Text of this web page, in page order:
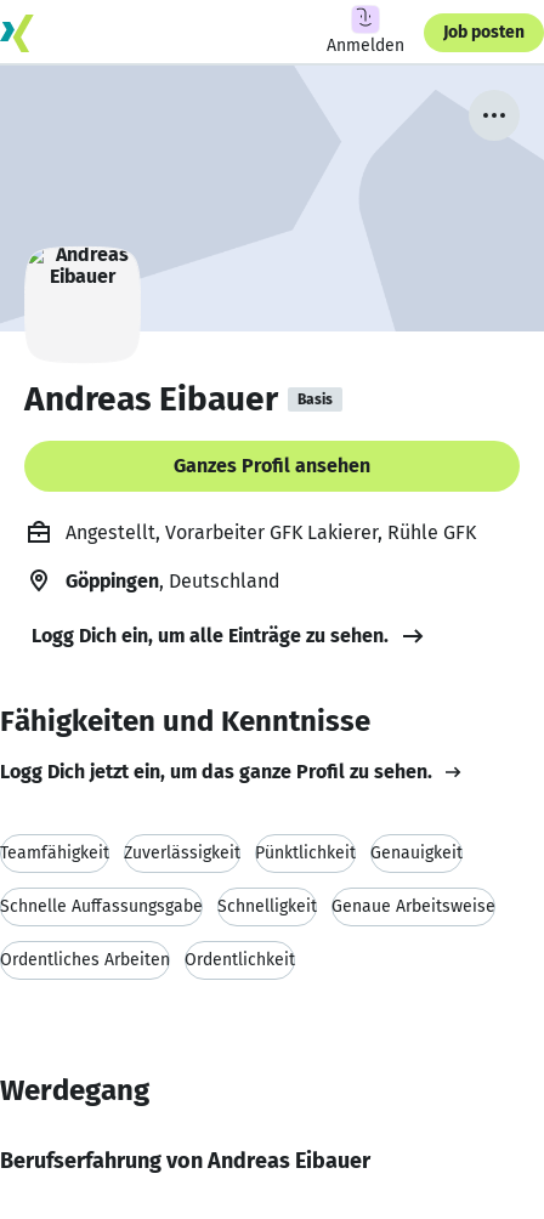
Anmelden
Job posten
Andreas Eibauer Basis
Ganzes Profil ansehen
Angestellt, Vorarbeiter GFK Lakierer, Rühle GFK
Göppingen, Deutschland
Logg Dich ein, um alle Einträge zu sehen.
Fähigkeiten und Kenntnisse
Logg Dich jetzt ein, um das ganze Profil zu sehen.
Teamfähigkeit Zuverlässigkeit Pünktlichkeit Genauigkeit
Schnelle Auffassungsgabe Schnelligkeit Genaue Arbeitsweise
Ordentliches Arbeiten Ordentlichkeit
Werdegang
Berufserfahrung von Andreas Eibauer